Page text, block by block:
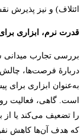
ائتلاف) و نیز پذیرش
قدرت نرم، ابزاری
بررسی تجارب
دربارۀ فرصت‌ها،
به‌عنوان ابزاری برای
است. گاهی، فعالیت
را تضعیف می‌کند یا از
که هدف آن‌ها کاهش